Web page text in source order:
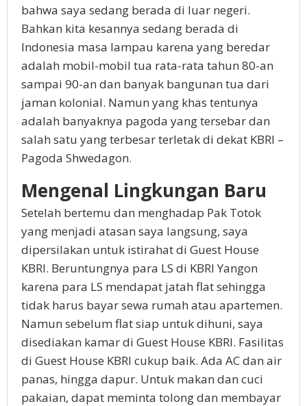
bahwa saya sedang berada di luar negeri.
Bahkan kita kesannya sedang berada di
Indonesia masa lampau karena yang beredar
adalah mobil-mobil tua rata-rata tahun 80-an
sampai 90-an dan banyak bangunan tua dari
jaman kolonial. Namun yang khas tentunya
adalah banyaknya pagoda yang tersebar dan
salah satu yang terbesar terletak di dekat KBRI –
Pagoda Shwedagon.
Mengenal Lingkungan Baru
Setelah bertemu dan menghadap Pak Totok
yang menjadi atasan saya langsung, saya
dipersilakan untuk istirahat di Guest House
KBRI. Beruntungnya para LS di KBRI Yangon
karena para LS mendapat jatah flat sehingga
tidak harus bayar sewa rumah atau apartemen.
Namun sebelum flat siap untuk dihuni, saya
disediakan kamar di Guest House KBRI. Fasilitas
di Guest House KBRI cukup baik. Ada AC dan air
panas, hingga dapur. Untuk makan dan cuci
pakaian, dapat meminta tolong dan membayar